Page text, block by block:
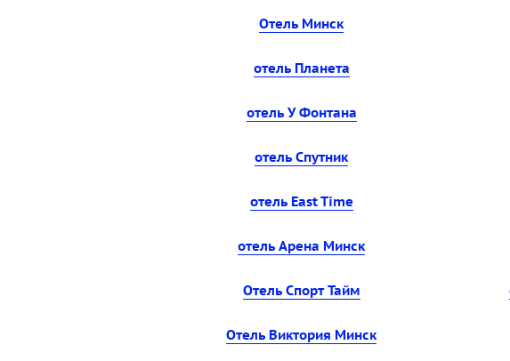
Отель Минск
отель Планета
отель У Фонтана
отель Спутник
отель East Time
отель Арена Минск
Отель Спорт Тайм
Отель Виктория Минск